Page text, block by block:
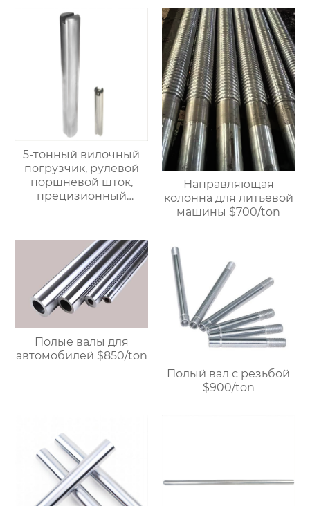
вал, линейный
подшипниковый вал,
жесткий
хромированный
полированный вал,
доступна
кастомизация, прямая
продажа с завода.
5-тонный вилочный
погрузчик, рулевой
поршневой шток,
прецизионный
вал с линейным
подшипником,
хромированный
полированный вал с
высокой жесткостью.
Возможность
индивидуального
заказа. Прямая
продажа с завода.
Направляющая
колонна для литьевой
машины $700/ton
Полые валы для
автомобилей $850/ton
Полый вал с резьбой
$900/ton